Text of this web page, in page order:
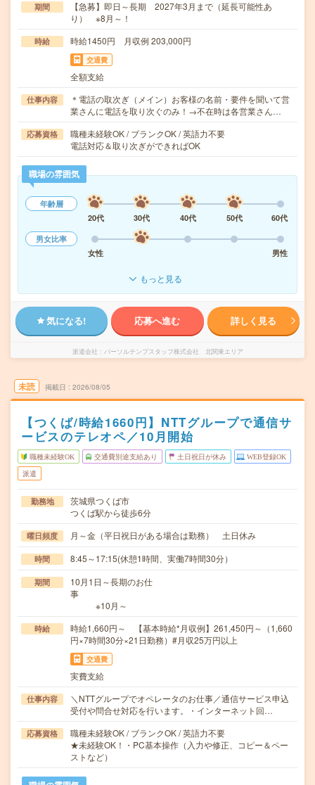
期間
【急募】即日～長期 2027年3月まで（延長可能性あ
り） ※8月～！
時給 時給1450円 月収例 203,000円
交通費
全額支給
仕事内容
＊電話の取次ぎ（メイン）お客様の名前・要件を聞いて営
業さんに電話を取り次ぐのみ！→不在時は各営業さん…
応募資格
職種未経験OK / ブランクOK / 英語力不要
電話対応＆取り次ぎができればOK
職場の雰囲気
年齢層
20代
30代 40代 50代
60代
男女比率
女性
男性
もっと見る
気になる! 応募へ進む 詳しく見る
派遣会社 パーソルテンプスタッフ株式会社 北関東エリア
未読 掲載日 2026/08/05
【つくば/時給1660円】NTTグループで通信サ
ービスのテレオペ／10月開始
職種未経験OK 交通費別途支給あり 土日祝日が休み WEB登録OK
派遣
勤務地
茨城県つくば市
つくば駅から徒歩6分
曜日頻度 月～金（平日祝日がある場合は勤務） 土日休み
時間 8:45～17:15(休憩1時間、実働7時間30分）
期間
10月1日～長期のお仕
事
※10月～
時給
時給1,660円～ 【基本時給*月収例】261,450円～（1,660
円×7時間30分×21日勤務）#月収25万円以上
交通費
実費支給
仕事内容
＼NTTグループでオペレータのお仕事／通信サービス申込
受付や問合せ対応を行います。・インターネット回…
応募資格
職種未経験OK / ブランクOK / 英語力不要
★未経験OK！・PC基本操作（入力や修正、コピー＆ペー
ストなど）